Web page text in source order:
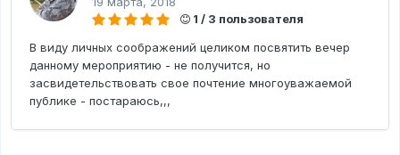
1 / 3 пользователя
В виду личных соображений целиком посвятить вечер
данному мероприятию - не получится, но
засвидетельствовать свое почтение многоуважаемой
публике - постараюсь,,,